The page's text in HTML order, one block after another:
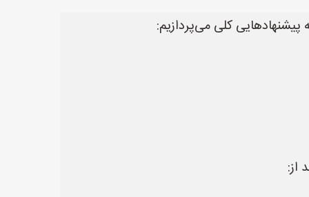
پیشنهادهایی کلی می‌پردازیم: